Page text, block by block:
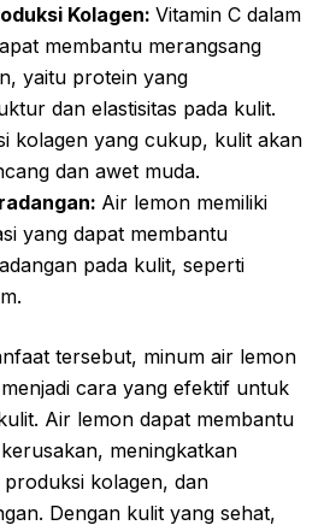
Kolagen: Vitamin C dalam
membantu merangsang
yaitu protein yang
dan elastisitas pada kulit.
kolagen yang cukup, kulit akan
dan awet muda.
Air lemon memiliki
yang dapat membantu
pada kulit, seperti
tersebut, minum air lemon
cara yang efektif untuk
Air lemon dapat membantu
meningkatkan
kolagen, dan
Dengan kulit yang sehat,